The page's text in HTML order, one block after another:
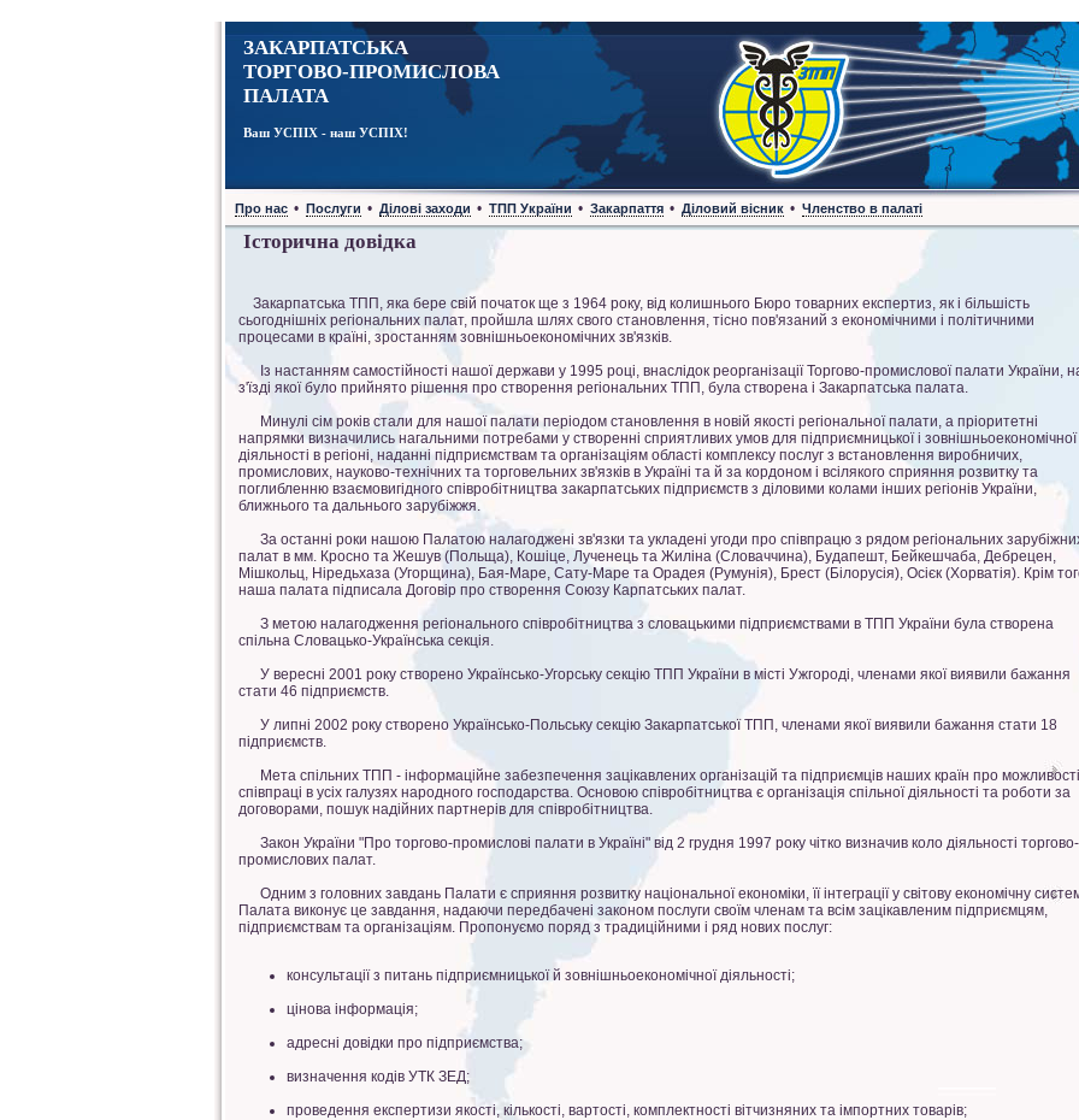
ЗАКАРПАТСЬКА
ТОРГОВО-ПРОМИСЛОВА
ПАЛАТА
Ваш УСПІХ - наш УСПІХ!
Про нас • Послуги • Ділові заходи • ТПП України • Закарпаття • Діловий вісник • Членство в палаті
Історична довідка
Закарпатська ТПП, яка бере свій початок ще з 1964 року, від колишнього Бюро товарних експертиз, як і більшість
сьогоднішніх регіональних палат, пройшла шлях свого становлення, тісно пов'язаний з економічними і політичними
процесами в країні, зростанням зовнішньоекономічних зв'язків.
Із настанням самостійності нашої держави у 1995 році, внаслідок реорганізації Торгово-промислової палати України,
з'їзді якої було прийнято рішення про створення регіональних ТПП, була створена і Закарпатська палата.
Минулі сім років стали для нашої палати періодом становлення в новій якості регіональної палати, а пріоритетні
напрямки визначились нагальними потребами у створенні сприятливих умов для підприємницької і зовнішньоекономічної
діяльності в регіоні, наданні підприємствам та організаціям області комплексу послуг з встановлення виробничих,
промислових, науково-технічних та торговельних зв'язків в Україні та й за кордоном і всілякого сприяння розвитку та
поглибленню взаємовигідного співробітництва закарпатських підприємств з діловими колами інших регіонів України,
ближнього та дальнього зарубіжжя.
За останні роки нашою Палатою налагоджені зв'язки та укладені угоди про співпрацю з рядом регіональних
палат в мм. Кросно та Жешув (Польща), Кошіце, Лученець та Жиліна (Словаччина), Будапешт, Бейкешчаба, Дебрецен,
Мішкольц, Ніредьхаза (Угорщина), Бая-Маре, Сату-Маре та Орадея (Румунія), Брест (Білорусія), Осієк (Хорватія). Крім
наша палата підписала Договір про створення Союзу Карпатських палат.
З метою налагодження регіонального співробітництва з словацькими підприємствами в ТПП України була створена
спільна Словацько-Українська секція.
У вересні 2001 року створено Українсько-Угорську секцію ТПП України в місті Ужгороді, членами якої виявили бажання
стати 46 підприємств.
У липні 2002 року створено Українсько-Польську секцію Закарпатської ТПП, членами якої виявили бажання стати 18
підприємств.
Мета спільних ТПП - інформаційне забезпечення зацікавлених організацій та підприємців наших країн про можливості
співпраці в усіх галузях народного господарства. Основою співробітництва є організація спільної діяльності та роботи за
договорами, пошук надійних партнерів для співробітництва.
Закон України "Про торгово-промислові палати в Україні" від 2 грудня 1997 року чітко визначив коло діяльності торгово-
промислових палат.
Одним з головних завдань Палати є сприяння розвитку національної економіки, її інтеграції у світову економічну
Палата виконує це завдання, надаючи передбачені законом послуги своїм членам та всім зацікавленим підприємцям,
підприємствам та організаціям. Пропонуємо поряд з традиційними і ряд нових послуг:
консультації з питань підприємницької й зовнішньоекономічної діяльності;
цінова інформація;
адресні довідки про підприємства;
визначення кодів УТК ЗЕД;
проведення експертизи якості, кількості, вартості, комплектності вітчизняних та імпортних товарів;